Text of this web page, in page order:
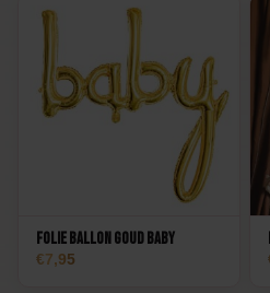
Folie Ballon Goud Baby
7,95